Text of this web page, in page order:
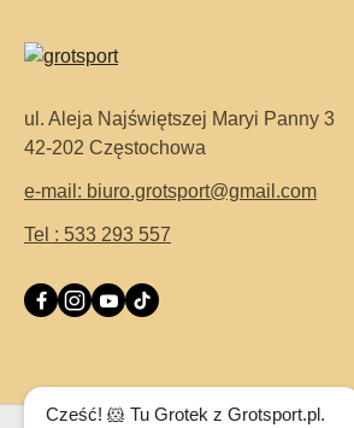
Cześć! 🐹 Tu Grotek z Grotsport.pl.
ul. Aleja Najświętszej Maryi Panny 3
42-202 Częstochowa
e-mail: biuro.grotsport@gmail.com
Tel : 533 293 557